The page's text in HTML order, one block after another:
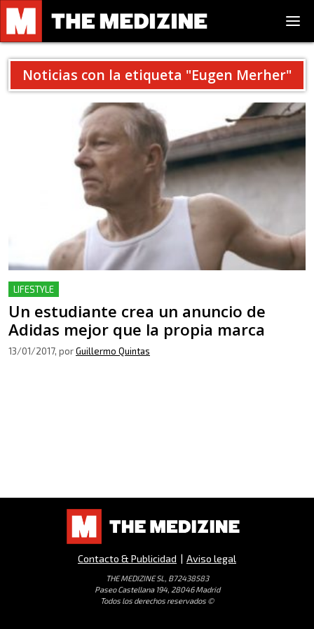
Noticias con la etiqueta "Eugen Merher"
LIFESTYLE
Un estudiante crea un anuncio de
Adidas mejor que la propia marca
13/01/2017, porGuillermo Quintas
Contacto & Publicidad | Aviso legal
THE MEDIZINE SL, B72438583
Paseo Castellana 194, 28046 Madrid
Todos los derechos reservados ©